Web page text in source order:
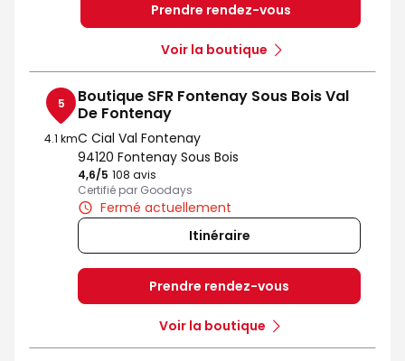
Prendre rendez-vous
Voir la boutique
5
4.1 km
Boutique SFR Fontenay Sous Bois Val
De Fontenay
C Cial Val Fontenay
94120 Fontenay Sous Bois
4,6/5 Note de 4.6 sur 5
108 avis
Certifié par Goodays
Fermé actuellement
Itinéraire
Prendre rendez-vous
Voir la boutique